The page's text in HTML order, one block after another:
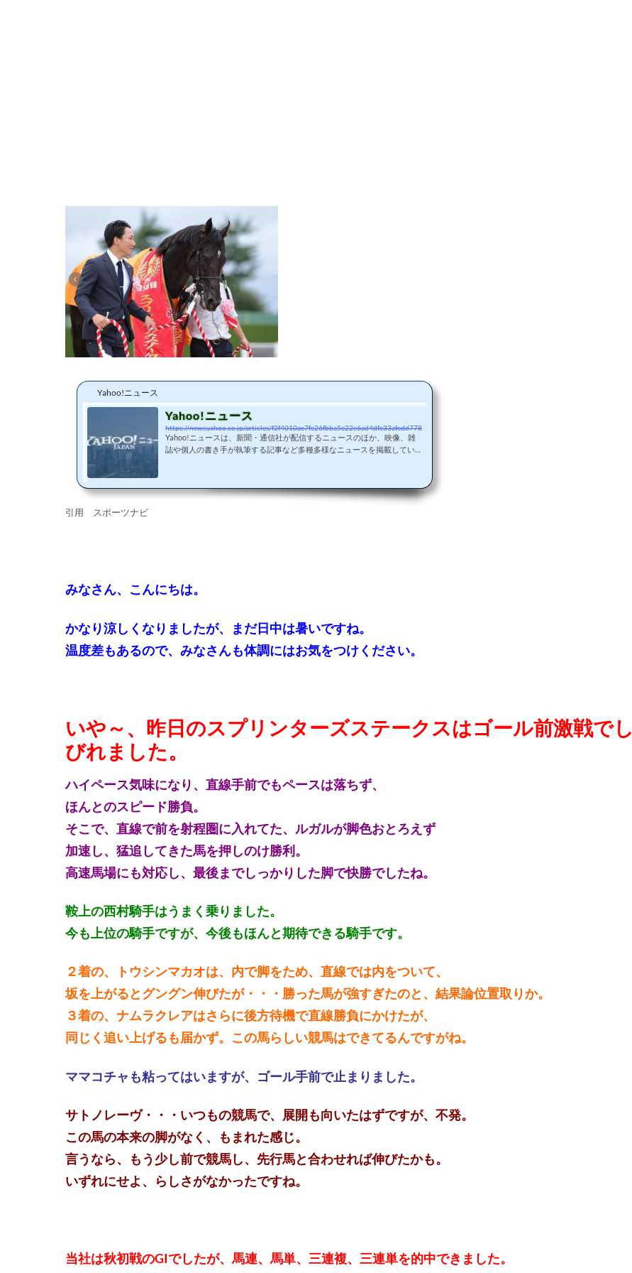
Yahoo!ニュース
Yahoo!ニュース
https://news.yahoo.co.jp/articles/f2f4010ae7fe26fbba5e22e6ad4dfe33afedd778
Yahoo!ニュースは、新聞・通信社が配信するニュースのほか、映像、雑
誌や個人の書き手が執筆する記事など多種多様なニュースを掲載してい
引用 スポーツナビ
みなさん、こんにちは。
かなり涼しくなりましたが、まだ日中は暑いですね。
温度差もあるので、みなさんも体調にはお気をつけください。
いや～、昨日のスプリンターズステークスはゴール前激戦でし
びれました。
ハイペース気味になり、直線手前でもペースは落ちず、
ほんとのスピード勝負。
そこで、直線で前を射程圏に入れてた、ルガルが脚色おとろえず
加速し、猛追してきた馬を押しのけ勝利。
高速馬場にも対応し、最後までしっかりした脚で快勝でしたね。
鞍上の西村騎手はうまく乗りました。
今も上位の騎手ですが、今後もほんと期待できる騎手です。
２着の、トウシンマカオは、内で脚をため、直線では内をついて、
坂を上がるとグングン伸びたが・・・勝った馬が強すぎたのと、結果論位置取りか。
３着の、ナムラクレアはさらに後方待機で直線勝負にかけたが、
同じく追い上げるも届かず。この馬らしい競馬はできてるんですがね。
ママコチャも粘ってはいますが、ゴール手前で止まりました。
サトノレーヴ・・・いつもの競馬で、展開も向いたはずですが、不発。
この馬の本来の脚がなく、もまれた感じ。
言うなら、もう少し前で競馬し、先行馬と合わせれば伸びたかも。
いずれにせよ、らしさがなかったですね。
当社は秋初戦のGIでしたが、馬連、馬単、三連複、三連単を的中できました。